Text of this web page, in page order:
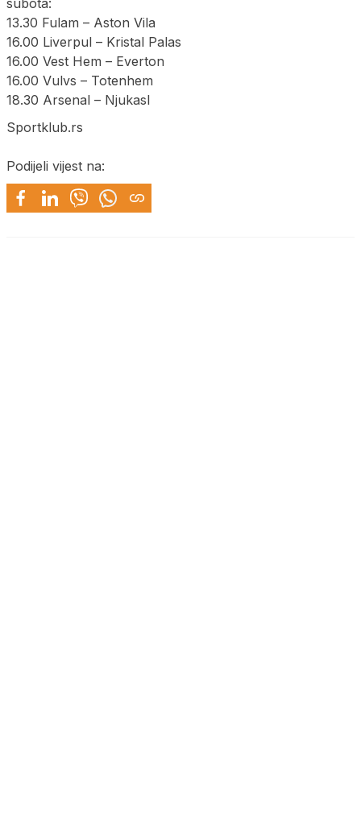
13.30 Fulam – Aston Vila
16.00 Liverpul – Kristal Palas
16.00 Vest Hem – Everton
16.00 Vulvs – Totenhem
18.30 Arsenal – Njukasl
Sportklub.rs
Podijeli vijest na: